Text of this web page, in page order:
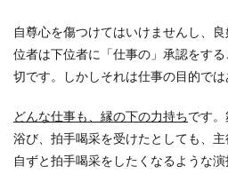
自尊心を傷つけてはいけませんし、
位者は下位者に「仕事の」承認をす
切です。しかしそれは仕事の目的では
どんな仕事も、縁の下の力持ちです
浴び、拍手喝采を受けたとしても、
自ずと拍手喝采をしたくなるような